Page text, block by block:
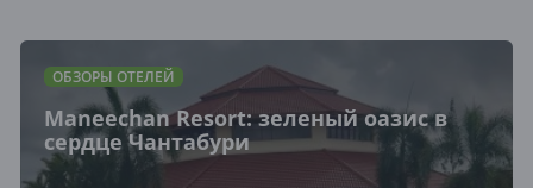
ОБЗОРЫ ОТЕЛЕЙ
Maneechan Resort: зеленый оазис в
сердце Чантабури